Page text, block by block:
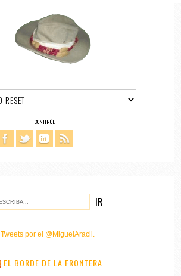
CONTINÚE
Tweets por el @MiguelAracil.
EL BORDE DE LA FRONTERA